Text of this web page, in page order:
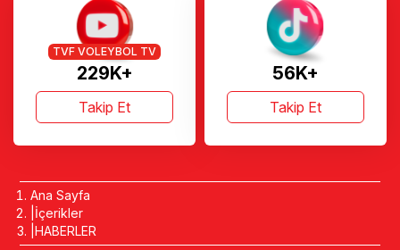
229K+
TVF VOLEYBOL TV
Takip Et
56K+
Takip Et
Ana Sayfa
İçerikler
HABERLER